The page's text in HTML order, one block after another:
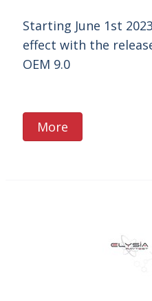
Starting June 1st
effect with the
OEM 9.0
More